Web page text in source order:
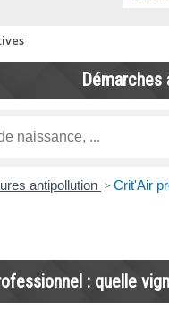
antipollution > Crit'Air
: quelle